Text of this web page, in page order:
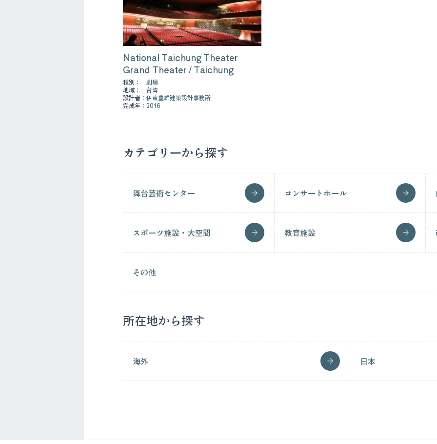
National Taichung Theater
Grand Theater / Taichung
種別：
劇場
地域：
台湾
設計者： 伊東豊雄建築設計事務所
完成年： 2016
カテゴリーから探す
舞台芸術センター コンサートホール
スポーツ施設・大空間 教育施設
その他
所在地から探す
海外 日本